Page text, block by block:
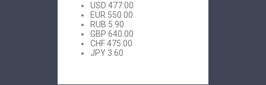
USD 477.00
EUR 550.00
RUB 5.90
GBP 640.00
CHF475.00
JPY 3.60